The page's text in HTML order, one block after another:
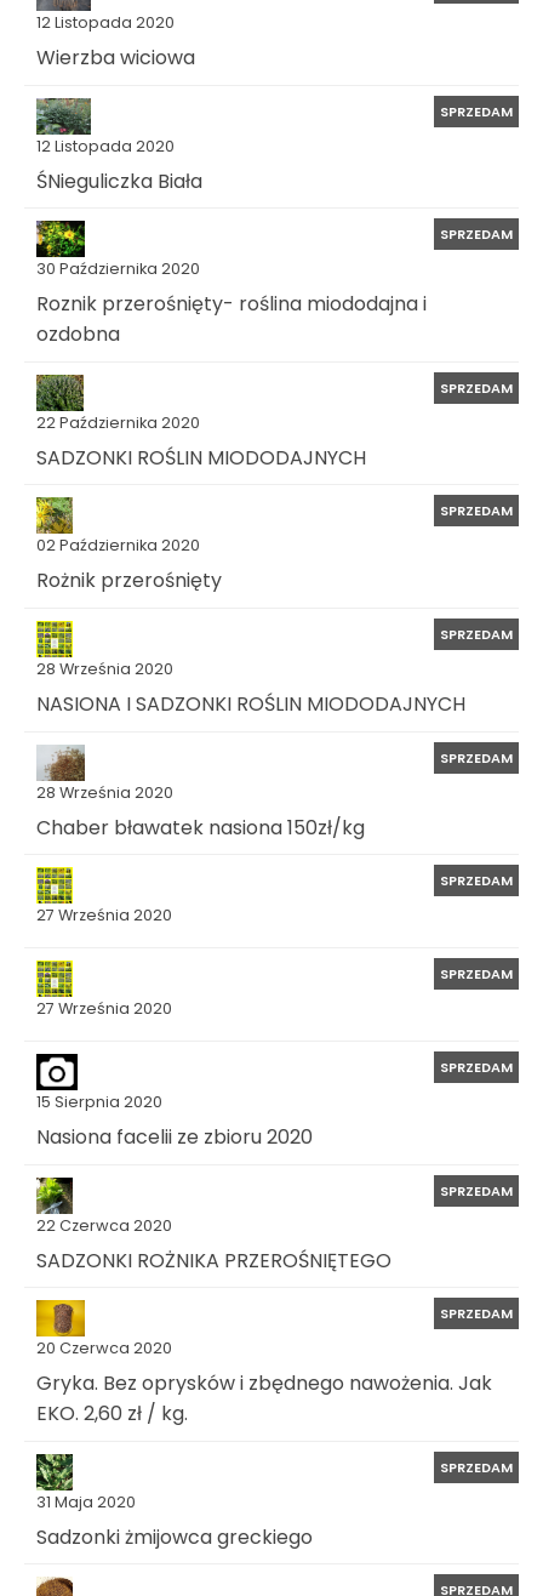
12 Listopada 2020
Wierzba wiciowa
12 Listopada 2020
SPRZEDAM
ŚNieguliczka Biała
30 Października 2020
SPRZEDAM
Roznik przerośnięty- roślina miododajna i
ozdobna
22 Października 2020
SPRZEDAM
SADZONKI ROŚLIN MIODODAJNYCH
02 Października 2020
SPRZEDAM
Rożnik przerośnięty
28 Września 2020
SPRZEDAM
NASIONA I SADZONKI ROŚLIN MIODODAJNYCH
28 Września 2020
SPRZEDAM
Chaber bławatek nasiona 150zł/kg
27 Września 2020
SPRZEDAM
27 Września 2020
SPRZEDAM
15 Sierpnia 2020
SPRZEDAM
Nasiona facelii ze zbioru 2020
22 Czerwca 2020
SPRZEDAM
SADZONKI ROŻNIKA PRZEROŚNIĘTEGO
20 Czerwca 2020
SPRZEDAM
Gryka. Bez oprysków i zbędnego nawożenia. Jak
EKO. 2,60 zł / kg.
31 Maja 2020
SPRZEDAM
Sadzonki żmijowca greckiego
SPRZEDAM